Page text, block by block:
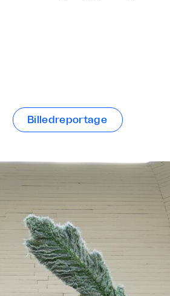
Billedreportage